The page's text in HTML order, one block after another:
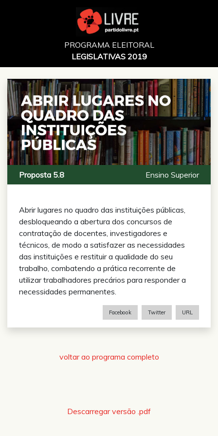
PROGRAMA ELEITORAL
LEGISLATIVAS 2019
Proposta 5.8 Ensino Superior
Abrir lugares no quadro das instituições públicas,
desbloqueando a abertura dos concursos de
contratação de docentes, investigadores e
técnicos, de modo a satisfazer as necessidades
das instituições e restituir a qualidade do seu
trabalho, combatendo a prática recorrente de
utilizar trabalhadores precários para responder a
necessidades permanentes.
Facebook Twitter URL
voltar ao programa completo
Descarregar versão .pdf